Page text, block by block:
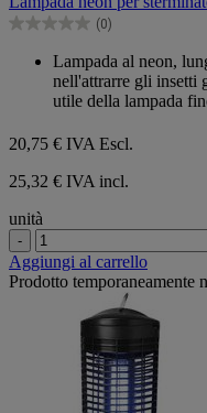
5
stelle.
(0)
0.0
Lampada al neon,
nell'attrarre gli insetti
utile della lampada
20,75 € IVA Escl.
25,32 € IVA incl.
unità
-
Aggiungi al carrello
Prodotto temporaneamente